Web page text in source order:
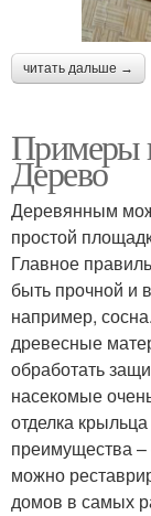
читать дальше →
Примеры
Дерево
Деревянным
простой
Главное
быть прочной и
например,
древесные
обработать
насекомые
отделка
преимущества –
можно
домов в самых